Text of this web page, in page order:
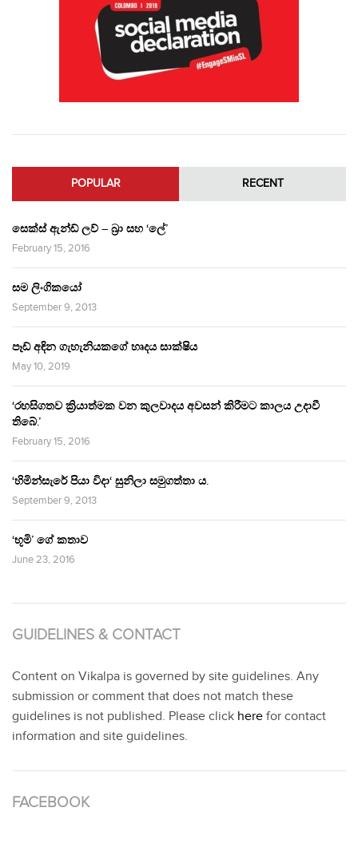
POPULAR RECENT
සෙක්ස් ඇන්ඩ් ලව් – බ්‍රා සහ ‘ලේ’
February 15, 2016
සම ලිංගිකයෝ
September 9, 2013
පෑඩ් අඳින ගැහැනියකගේ හෘදය සාක්ෂිය
May 10, 2019
‘රහසිගතව ක්‍රියාත්මක වන කුලවාදය අවසන් කිරීමට කාලය උදාවී
තිබේ.’
February 15, 2016
‘හිමින්සැරේ පියා විදා‘ සුනිලා සමුගත්තා ය.
September 9, 2013
‘භූමි’ ගේ කතාව
June 23, 2016
GUIDELINES & CONTACT
Content on Vikalpa is governed by site guidelines. Any
submission or comment that does not match these
guidelines is not published. Please click here for contact
information and site guidelines.
FACEBOOK